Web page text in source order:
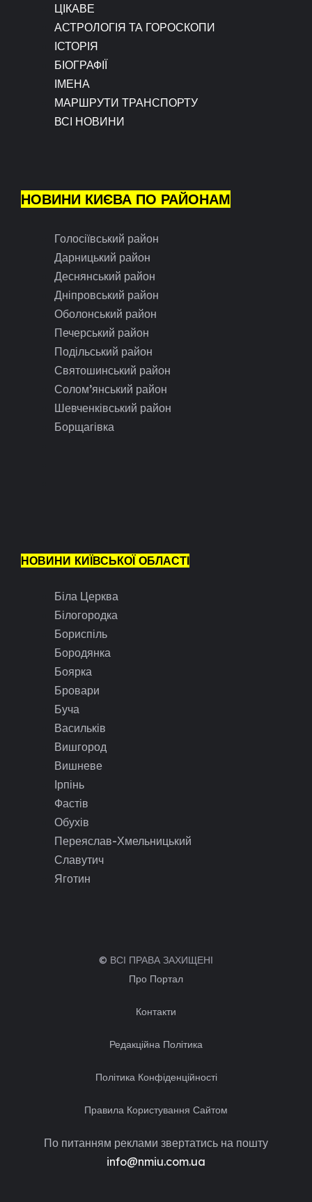
ЦІКАВЕ
АСТРОЛОГІЯ ТА ГОРОСКОПИ
ІСТОРІЯ
БІОГРАФІЇ
ІМЕНА
МАРШРУТИ ТРАНСПОРТУ
ВСІ НОВИНИ
НОВИНИ КИЄВА ПО РАЙОНАМ
Голосіївський район
Дарницький район
Деснянський район
Дніпровський район
Оболонський район
Печерський район
Подільський район
Святошинський район
Солом’янський район
Шевченківський район
Борщагівка
НОВИНИ КИЇВСЬКОЇ ОБЛАСТІ
Біла Церква
Білогородка
Бориспіль
Бородянка
Боярка
Бровари
Буча
Васильків
Вишгород
Вишневе
Ірпінь
Фастів
Обухів
Переяслав-Хмельницький
Славутич
Яготин
© ВСІ ПРАВА ЗАХИЩЕНІ
Про Портал
Контакти
Редакційна Політика
Політика Конфіденційності
Правила Користування Сайтом
По питанням реклами звертатись на пошту
info@nmiu.com.ua